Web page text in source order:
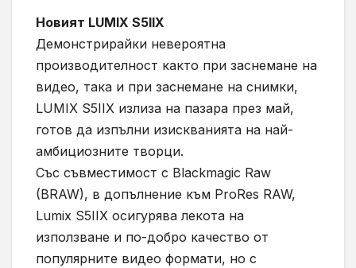
Новият LUMIX S5IIX
Демонстрирайки невероятна
производителност както при заснемане на
видео, така и при заснемане на снимки,
LUMIX S5IIX излиза на пазара през май,
готов да изпълни изискванията на най-
амбициозните творци.
Със съвместимост с Blackmagic Raw
(BRAW), в допълнение към ProRes RAW,
Lumix S5IIX осигурява лекота на
използване и по-добро качество от
популярните видео формати, но с